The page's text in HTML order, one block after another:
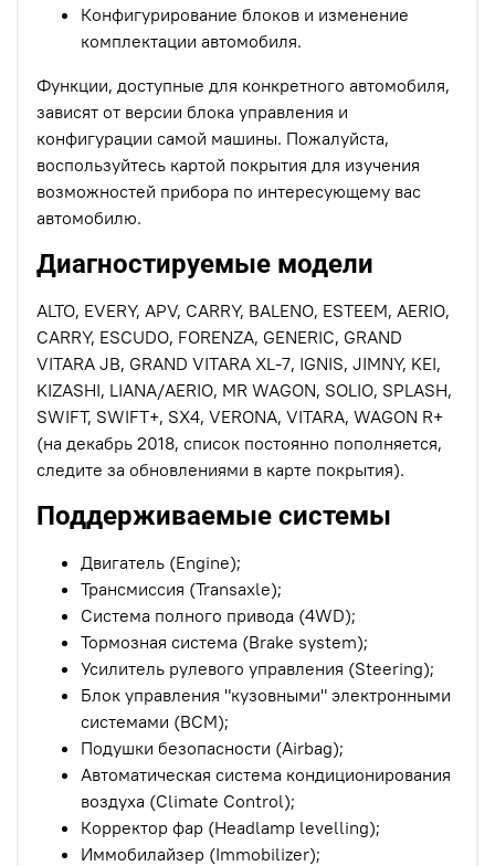
Конфигурирование блоков и изменение
комплектации автомобиля.
Функции, доступные для конкретного автомобиля,
зависят от версии блока управления и
конфигурации самой машины. Пожалуйста,
воспользуйтесь картой покрытия для изучения
возможностей прибора по интересующему вас
автомобилю.
Диагностируемые модели
ALTO, EVERY, APV, CARRY, BALENO, ESTEEM, AERIO,
CARRY, ESCUDO, FORENZA, GENERIC, GRAND
VITARA JB, GRAND VITARA XL-7, IGNIS, JIMNY, KEI,
KIZASHI, LIANA/AERIO, MR WAGON, SOLIO, SPLASH,
SWIFT, SWIFT+, SX4, VERONA, VITARA, WAGON R+
(на декабрь 2018, список постоянно пополняется,
следите за обновлениями в карте покрытия).
Поддерживаемые системы
Двигатель (Engine);
Трансмиссия (Transaxle);
Система полного привода (4WD);
Тормозная система (Brake system);
Усилитель рулевого управления (Steering);
Блок управления "кузовными" электронными
системами (BCM);
Подушки безопасности (Airbag);
Автоматическая система кондиционирования
воздуха (Climate Control);
Корректор фар (Headlamp levelling);
Иммобилайзер (Immobilizer);